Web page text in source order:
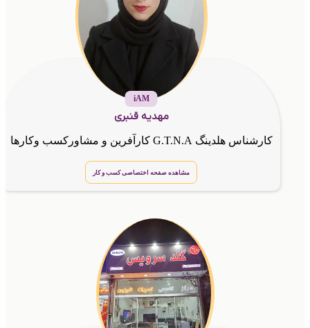
iAM
مهدیه قنبری
کارشناس هلدینگ G.T.N.A کارآفرین و مشاورکسب وکارها
مشاهده صفحه اختصاصی کسب و کار